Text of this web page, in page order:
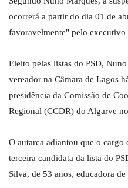
ocorrerá a partir do dia 01 de
favoravelmente" pelo
Eleito pelas listas do PSD,
vereador na Câmara de Lagos
presidência da Comissão de
Regional (CCDR) do Algarve
O autarca adiantou que o cargo
terceira candidata da lista do
Silva, de 53 anos, educadora